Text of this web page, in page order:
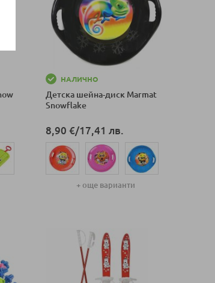
НАЛИЧНО
Детска шейна-диск Marmat
Snowflake
8,90 €/17,41 лв.
+ още варианти